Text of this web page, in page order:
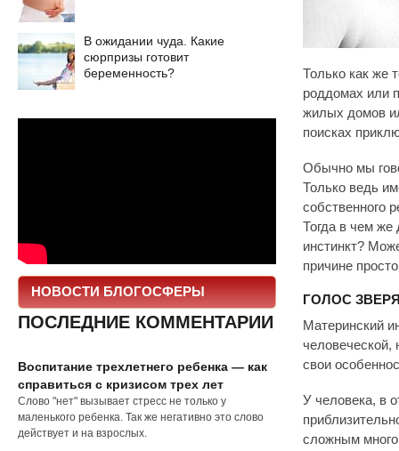
В ожидании чуда. Какие
сюрпризы готовит
беременность?
НОВОСТИ БЛОГОСФЕРЫ
ПОСЛЕДНИЕ КОММЕНТАРИИ
Воспитание трехлетнего ребенка — как
справиться с кризисом трех лет
Слово "нет" вызывает стресс не только у
маленького ребенка. Так же негативно это слово
действует и на взрослых.
Только как же
роддомах или
жилых домов
поисках
Обычно мы
Только ведь
собственного
Тогда в чем же
инстинкт?
причине
ГОЛОС
Материнский
человеческой,
свои
У человека, в
сложным